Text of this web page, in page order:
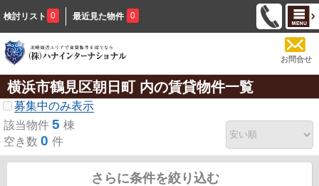
検討リスト 0 最近見た物件 0
お問合せ
横浜市鶴見区朝日町 内の賃貸物件一覧
募集中のみ表示
該当物件 5 棟
空き数 0 件
さらに条件を絞り込む